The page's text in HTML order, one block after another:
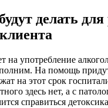
делать
на употребление
На помощь
на этот срок
здесь нет, а с
справиться